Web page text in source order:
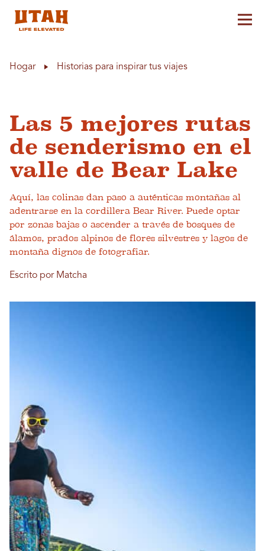
Hogar Historias para inspirar tus viajes
Las 5 mejores rutas
de senderismo en el
valle de Bear Lake
Aquí, las colinas dan paso a auténticas montañas al
adentrarse en la cordillera Bear River. Puede optar
por zonas bajas o ascender a través de bosques de
álamos, prados alpinos de flores silvestres y lagos de
montaña dignos de fotografiar.
Escrito por Matcha